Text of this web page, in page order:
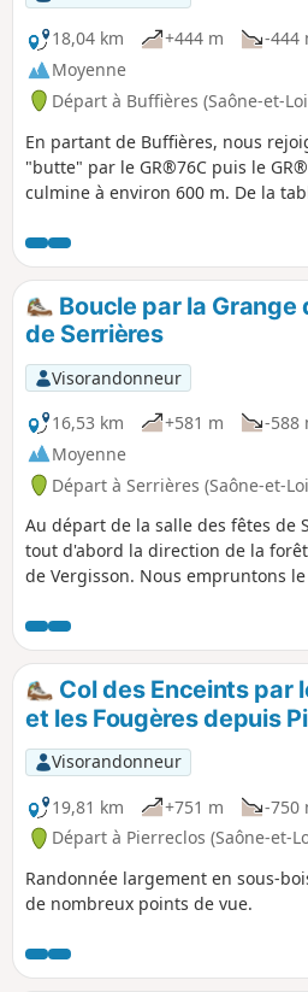
18,04 km
+444 m -444
Moyenne
Départ à Buffières (Saône-et-
En partant de Buffières, nous
"butte" par le GR®76C puis le
culmine à environ 600 m. De la
Vincent et Montceau-les-Mines au
chalonnaise au Nord-Est, le
Cyr et les contreforts du
s'effectue via Sivignon.
Boucle par la Grange
de Serrières
Visorandonneur
16,53 km
+581 m -588
Moyenne
Départ à Serrières (Saône-et-
Au départ de la salle des fêtes de
tout d'abord la direction de la
de Vergisson. Nous empruntons le
Grosne en direction de Burnaizé et
remontons vers la Fontaine
Est de la Mère Boitier. Le retour
Provenchères et les Monterrains
vues.
Col des Enceints par
et les Fougères depuis
Visorandonneur
19,81 km
+751 m -750
Départ à Pierreclos (Saône-et-
Randonnée largement en sous-
de nombreux points de vue.